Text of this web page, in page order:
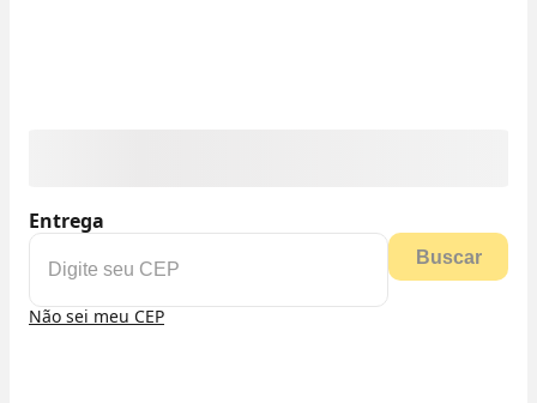
Entrega
Buscar
Não sei meu CEP